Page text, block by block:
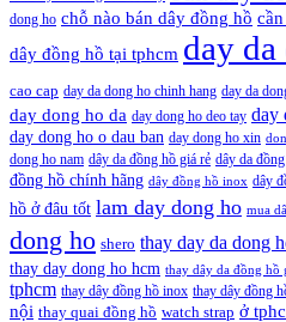
dong ho chỗ nào bán dây đồng hồ
dây đồng hồ tại tphcm day
cao cap day da dong ho chinh hang day da
day dong ho da day dong ho deo tay day
day dong ho o dau ban day dong ho xin
dong ho nam dây da đồng hồ giá rẻ dây da
đồng hồ chính hãng dây đồng hồ inox dây
hồ ở đâu tốt lam day dong ho mua
dong ho shero thay day da dong
thay day dong ho hcm thay dây da đồng hồ
tphcm thay dây đồng hồ inox thay dây đồng
nội thay quai đồng hồ watch strap ở